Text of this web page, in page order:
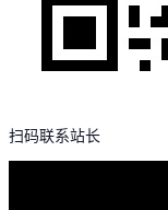
扫码联系站长